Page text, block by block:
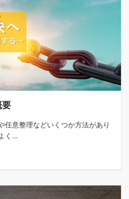
要
任意整理などいくつか方法があり
く...